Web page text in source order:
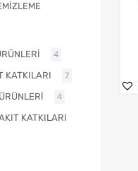
4
KATKILARI 7
4
KATKILARI